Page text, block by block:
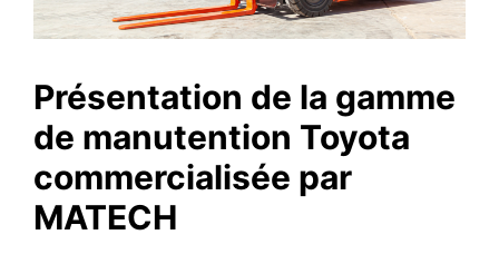
Présentation de la gamme
de manutention Toyota
commercialisée par
MATECH